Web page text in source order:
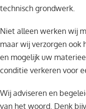
technisch grondwerk.
Niet alleen werken wij
maar wij verzorgen ook
en mogelijk uw
conditie verkeren voor
Wij adviseren en
van het woord. Denk